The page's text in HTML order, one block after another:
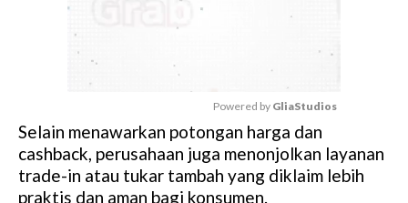
M
u
Powered by GliaStudios
Selain menawarkan potongan harga dan
cashback, perusahaan juga menonjolkan layanan
trade-in atau tukar tambah yang diklaim lebih
praktis dan aman bagi konsumen.